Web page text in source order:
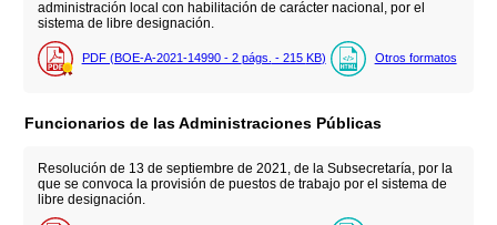
administración local con habilitación de carácter nacional, por el
sistema de libre designación.
PDF (BOE-A-2021-14990 - 2 págs. - 215 KB) Otros formatos
Funcionarios de las Administraciones Públicas
Resolución de 13 de septiembre de 2021, de la Subsecretaría, por la
que se convoca la provisión de puestos de trabajo por el sistema de
libre designación.